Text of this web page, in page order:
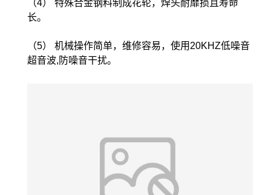
（4） 特殊合金钢料制成花轮，焊头耐靡损且寿命
长。
（5） 机械操作简单，维修容易，使用20KHZ低噪音
超音波,防噪音干扰。